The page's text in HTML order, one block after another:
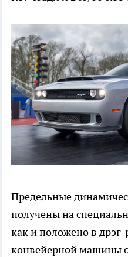
Предельные
получены на
как и положено в
конвейерной машины